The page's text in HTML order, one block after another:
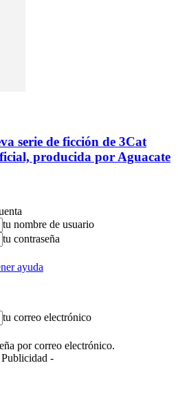
serie de ficción de 3Cat
producida por Aguacate
tu nombre de usuario
tu contraseña
ayuda
tu correo electrónico
por correo electrónico.
-